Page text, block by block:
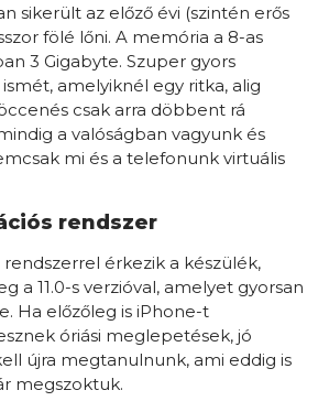
sikerült az előző évi (szintén erős
fölé lőni. A memória a 8-as
3 Gigabyte. Szuper gyors
amelyiknél egy ritka, alig
csak arra döbbent rá
a valóságban vagyunk és
mi és a telefonunk virtuális
rendszer
érkezik a készülék,
a 11.0-s verzióval, amelyet gyorsan
Ha előzőleg is iPhone-t
óriási meglepetések, jó
újra megtanulnunk, ami eddig is
megszoktuk.